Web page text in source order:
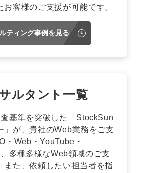
お客様のご支援が可能です。
ティング事例を見る
ルタント一覧
基準を突破した「StockSun
」が、貴社のWeb業務をご支
・Web・YouTube・
多種多様なWeb領域のご支
また、依頼したい担当者を指